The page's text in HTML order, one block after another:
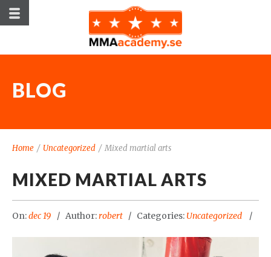
BLOG
Home / Uncategorized / Mixed martial arts
MIXED MARTIAL ARTS
On:dec 19 Author:robert Categories: Uncategorized